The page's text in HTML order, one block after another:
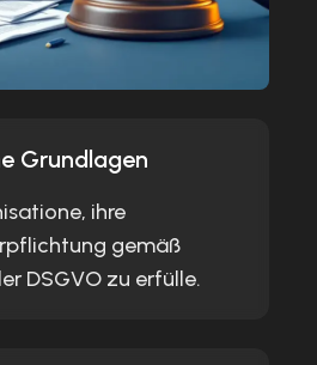
Grundlagen
ihre
gemäß
DSGVO zu erfülle.